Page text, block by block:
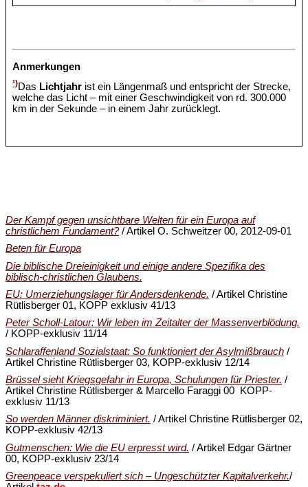
Anmerkungen
¹)Das Lichtjahr ist ein Längenmaß und entspricht der Strecke,
welche das Licht – mit einer Geschwindigkeit von rd. 300.000
km in der Sekunde – in einem Jahr zurücklegt.
Der Kampf gegen unsichtbare Welten für ein Europa auf
christlichem Fundament?/ Artikel O. Schweitzer 00, 2012-09-01
Beten für Europa
Die biblische Dreieinigkeit und einige andere Spezifika des
biblisch-christlichen Glaubens.
EU: Umerziehungslager für Andersdenkende. / Artikel Christine
Rütlisberger 01, KOPP exklusiv 41/13
Peter Scholl-Latour: Wir leben im Zeitalter der Massenverblödung.
/ KOPP-exklusiv 11/14
Schlaraffenland Sozialstaat: So funktioniert der Asylmißbrauch /
Artikel Christine Rütlisberger 03, KOPP-exklusiv 12/14
Brüssel sieht Kriegsgefahr in Europa, Schulungen für Priester. /
Artikel Christine Rütlisberger & Marcello Faraggi 00 KOPP-
exklusiv 11/13
So werden Männer diskriminiert. / Artikel Christine Rütlisberger 02,
KOPP-exklusiv 42/13
Gutmenschen: Wie die EU erpresst wird. / Artikel Edgar Gärtner
00, KOPP-exklusiv 23/14
Greenpeace verspekuliert sich – Ungeschützter Kapitalverkehr./